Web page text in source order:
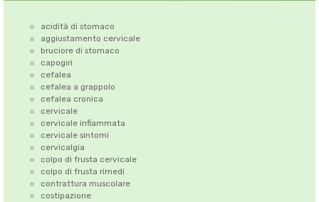
acidità di stomaco
aggiustamento cervicale
bruciore di stomaco
capogiri
cefalea
cefalea a grappolo
cefalea cronica
cervicale
cervicale infiammata
cervicale sintomi
cervicalgia
colpo di frusta cervicale
colpo di frusta rimedi
contrattura muscolare
costipazione